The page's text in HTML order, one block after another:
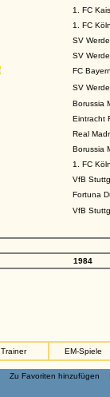
1. FC
1. FC
SV
SV
FC
SV
Borussia
Eintracht
Real
Borussia
1. FC
VfB
Fortuna
VfB
1984
Trainer EM-Spiele
Zu Favoriten hinzufügen